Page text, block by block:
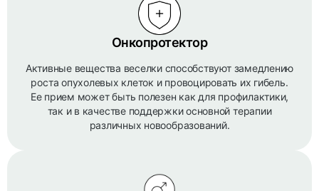
Онкопротектор
Активные вещества веселки способствуют замедлению
роста опухолевых клеток и провоцировать их гибель.
Ее прием может быть полезен как для профилактики,
так и в качестве поддержки основной терапии
различных новообразований.